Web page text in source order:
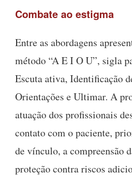
Combate ao estigma
Entre as abordagens
método “A E I O U”, sigla
Escuta ativa, Identificação
Orientações e Ultimar. A
atuação dos profissionais
contato com o paciente,
de vínculo, a compreensão
proteção contra riscos